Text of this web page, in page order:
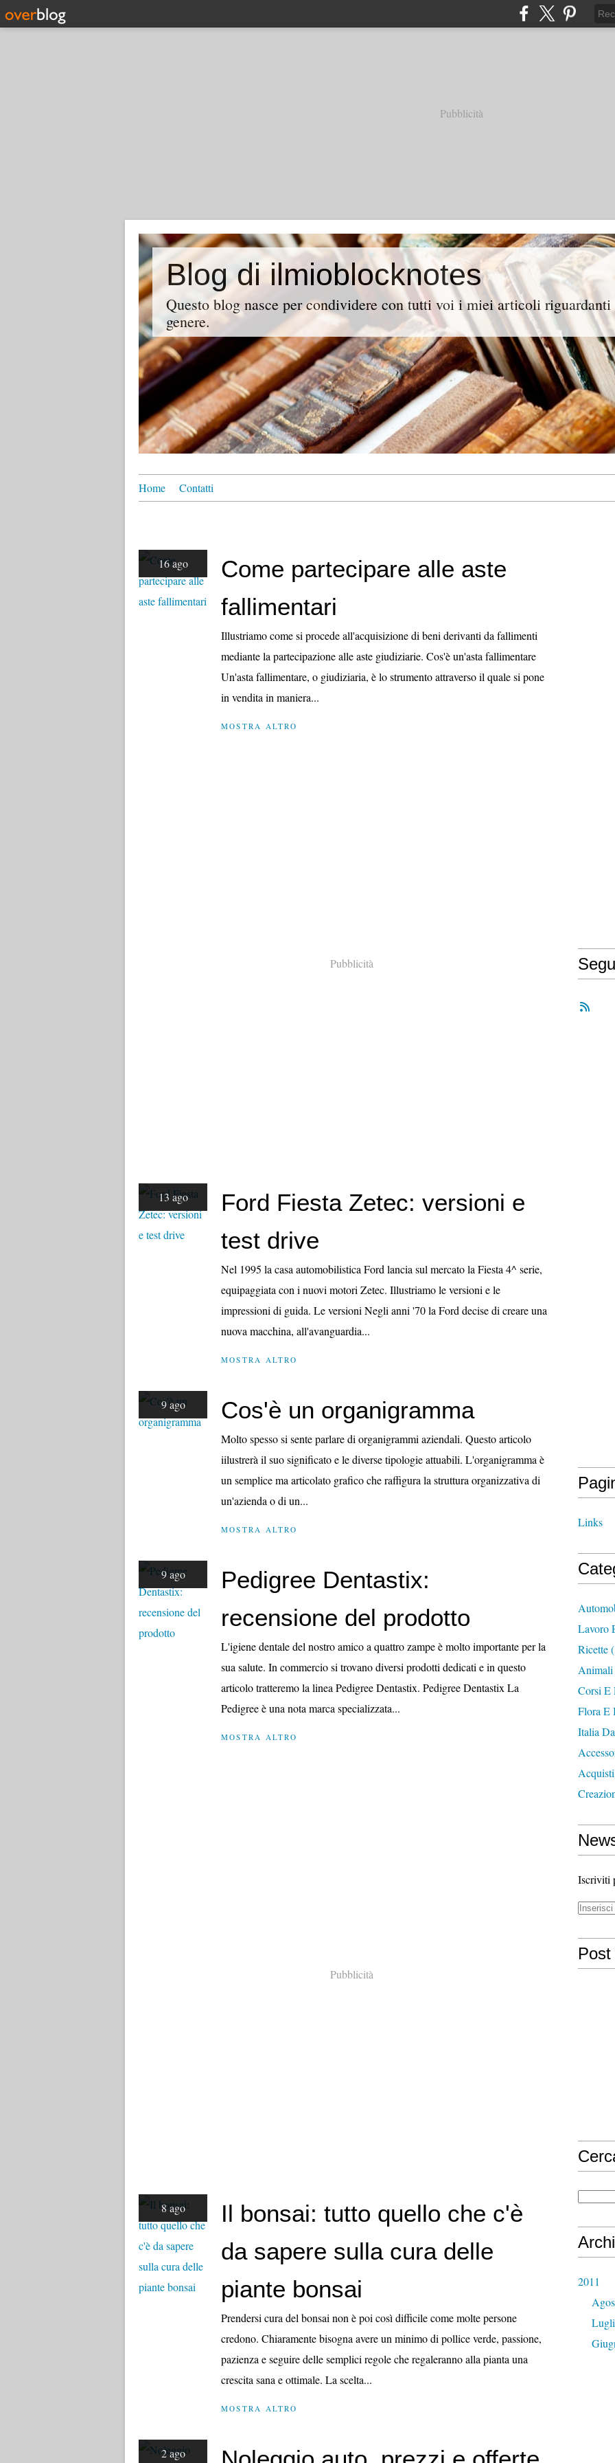
Pubblicità
Blog di ilmioblocknotes
Questo blog nasce per condividere con tutti voi i miei articoli
genere.
Home Contatti
16 ago
Come partecipare alle aste
fallimentari
Illustriamo come si procede all'acquisizione di beni derivanti da fallimenti
mediante la partecipazione alle aste giudiziarie. Cos'è un'asta fallimentare
Un'asta fallimentare, o giudiziaria, è lo strumento attraverso il quale si pone
in vendita in maniera...
MOSTRA ALTRO
Pubblicità
13 ago
Ford Fiesta Zetec: versioni e
test drive
Nel 1995 la casa automobilistica Ford lancia sul mercato la Fiesta 4^ serie,
equipaggiata con i nuovi motori Zetec. Illustriamo le versioni e le
impressioni di guida. Le versioni Negli anni '70 la Ford decise di creare una
nuova macchina, all'avanguardia...
MOSTRA ALTRO
9 ago Cos'è un organigramma
Molto spesso si sente parlare di organigrammi aziendali. Questo articolo
iilustrerà il suo significato e le diverse tipologie attuabili. L'organigramma è
un semplice ma articolato grafico che raffigura la struttura organizzativa di
un'azienda o di un...
MOSTRA ALTRO
9 ago
Pedigree Dentastix:
recensione del prodotto
L'igiene dentale del nostro amico a quattro zampe è molto importante per la
sua salute. In commercio si trovano diversi prodotti dedicati e in questo
articolo tratteremo la linea Pedigree Dentastix. Pedigree Dentastix La
Pedigree è una nota marca specializzata...
MOSTRA ALTRO
Pubblicità
8 ago
Il bonsai: tutto quello che c'è
da sapere sulla cura delle
piante bonsai
Prendersi cura del bonsai non è poi così difficile come molte persone
credono. Chiaramente bisogna avere un minimo di pollice verde, passione,
pazienza e seguire delle semplici regole che regaleranno alla pianta una
crescita sana e ottimale. La scelta...
MOSTRA ALTRO
2 ago
Links
Lavoro
Ricette
Corsi E
Flora E
Italia
Iscriviti
2011